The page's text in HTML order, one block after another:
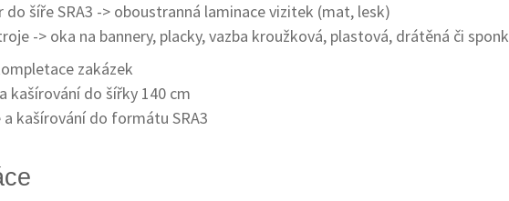
do šíře SRA3 -> oboustranná laminace vizitek (mat, lesk)
-> oka na bannery, placky, vazba kroužková, plastová, drátěná či
zakázek
kašírování do šířky 140 cm
a kašírování do formátu SRA3